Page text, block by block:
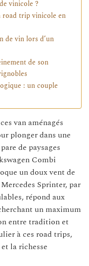
vinicole ?
trip vinicole en
de vin lors d’un
de son
: un couple
van aménagés
plonger dans une
de paysages
Combi
un doux vent de
Sprinter, par
répond aux
un maximum
entre tradition et
à ces road trips,
la richesse